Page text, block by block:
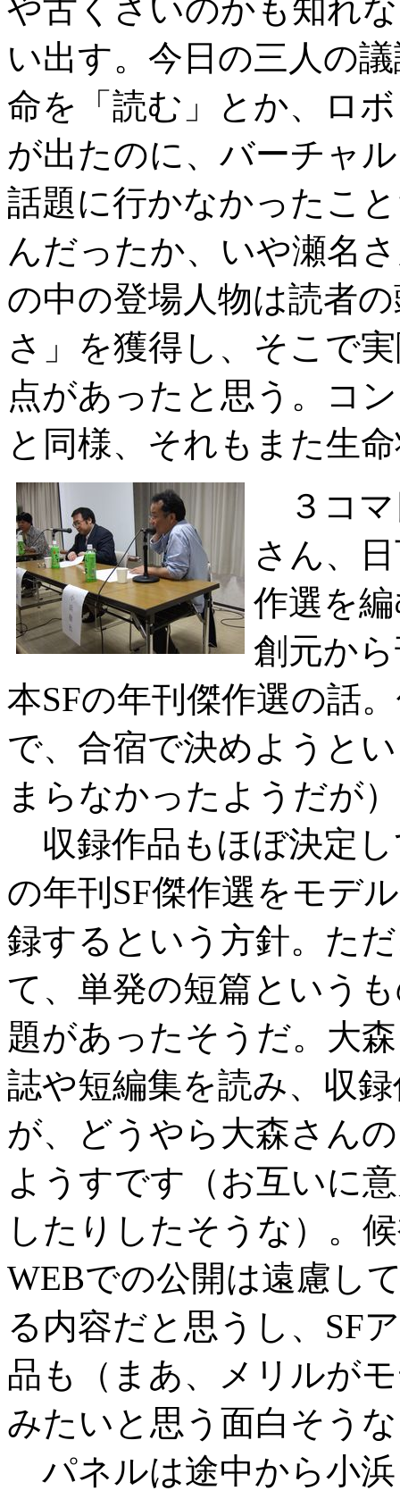
や古くさいのかも知れ
い出す。今日の三人の
命を「読む」とか、ロ
が出たのに、バーチャ
話題に行かなかったこ
んだったか、いや瀬名
の中の登場人物は読者
さ」を獲得し、そこで
点があったと思う。コ
と同様、それもまた生
３コマ
さん、
作選を
創元か
本SFの年刊傑作選の話
で、合宿で決めようと
まらなかったようだが
収録作品もほぼ決定
の年刊SF傑作選をモデ
録するという方針。た
て、単発の短篇という
題があったそうだ。大
誌や短編集を読み、収
が、どうやら大森さん
ようすです（お互いに
したりしたそうな）。
WEBでの公開は遠慮し
る内容だと思うし、SF
品も（まあ、メリルが
みたいと思う面白そう
パネルは途中から小